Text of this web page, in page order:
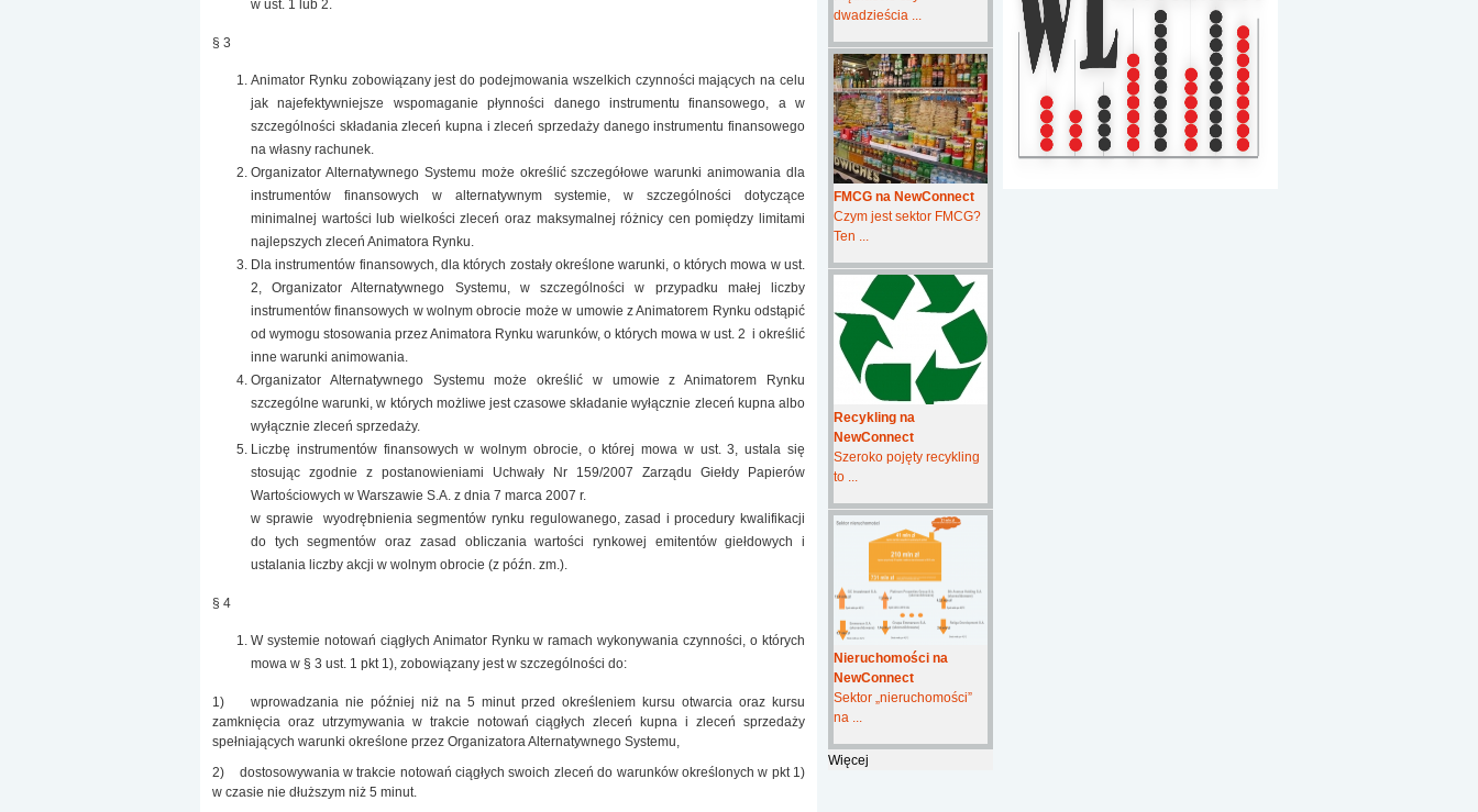
w ust. 1 lub 2.
§ 3
Animator Rynku zobowiązany jest do podejmowania wszelkich czynności mających na celu
jak najefektywniejsze wspomaganie płynności danego instrumentu finansowego, a w
szczególności składania zleceń kupna i zleceń sprzedaży danego instrumentu finansowego
na własny rachunek.
Organizator Alternatywnego Systemu może określić szczegółowe warunki animowania dla
instrumentów finansowych w alternatywnym systemie, w szczególności dotyczące
minimalnej wartości lub wielkości zleceń oraz maksymalnej różnicy cen pomiędzy limitami
najlepszych zleceń Animatora Rynku.
Dla instrumentów finansowych, dla których zostały określone warunki, o których mowa w ust.
2, Organizator Alternatywnego Systemu, w szczególności w przypadku małej liczby
instrumentów finansowych w wolnym obrocie może w umowie z Animatorem Rynku odstąpić
od wymogu stosowania przez Animatora Rynku warunków, o których mowa w ust. 2 i określić
inne warunki animowania.
Organizator Alternatywnego Systemu może określić w umowie z Animatorem Rynku
szczególne warunki, w których możliwe jest czasowe składanie wyłącznie zleceń kupna albo
wyłącznie zleceń sprzedaży.
Liczbę instrumentów finansowych w wolnym obrocie, o której mowa w ust. 3, ustala się
stosując zgodnie z postanowieniami Uchwały Nr 159/2007 Zarządu Giełdy Papierów
Wartościowych w Warszawie S.A. z dnia 7 marca 2007 r.
w sprawie wyodrębnienia segmentów rynku regulowanego, zasad i procedury kwalifikacji
do tych segmentów oraz zasad obliczania wartości rynkowej emitentów giełdowych i
ustalania liczby akcji w wolnym obrocie (z późn. zm.).
§ 4
W systemie notowań ciągłych Animator Rynku w ramach wykonywania czynności, o których
mowa w § 3 ust. 1 pkt 1), zobowiązany jest w szczególności do:
1) wprowadzania nie później niż na 5 minut przed określeniem kursu otwarcia oraz kursu
zamknięcia oraz utrzymywania w trakcie notowań ciągłych zleceń kupna i zleceń sprzedaży
spełniających warunki określone przez Organizatora Alternatywnego Systemu,
2) dostosowywania w trakcie notowań ciągłych swoich zleceń do warunków określonych w pkt 1)
w czasie nie dłuższym niż 5 minut.
dwadzieścia ...
FMCG na NewConnect
Czym jest sektor FMCG?
Ten ...
Recykling na
NewConnect
Szeroko pojęty recykling
to ...
Nieruchomości na
NewConnect
Sektor „nieruchomości”
na ...
Więcej